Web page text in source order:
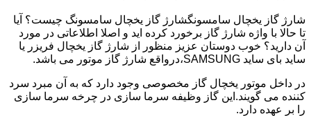
شارژ گاز یخچال سامسونگشارژ گاز یخچال سامسونگ چیست؟ آیا
تا حالا با واژه شارژ گاز برخورد کرده اید و اصلا اطلاعاتی در مورد
آن دارید؟ خوب دوستان عزیز منظور از شارژ گاز یخچال فریزر یا
ساید بای ساید SAMSUNG،درواقع شارژ گاز موتور می باشد.
در داخل موتور یخچال گاز مخصوصی وجود دارد که به آن مبرد سرد
کننده می گویند.این گاز وظیفه سرما سازی در چرخه سرما سازی
را بر عهده دارد.